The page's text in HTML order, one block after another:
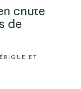
chute
de
ET